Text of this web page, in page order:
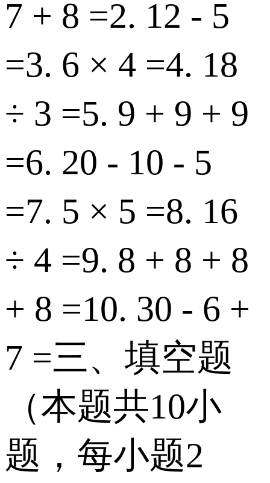
7 + 8 = 2. 12 - 5
= 3. 6 × 4 = 4. 18
÷ 3 = 5. 9 + 9 + 9
= 6. 20 - 10 - 5
= 7. 5 × 5 = 8. 16
÷ 4 = 9. 8 + 8 + 8
+ 8 = 10. 30 - 6 +
7 = 三、填空题
（本题共10小
题，每小题2